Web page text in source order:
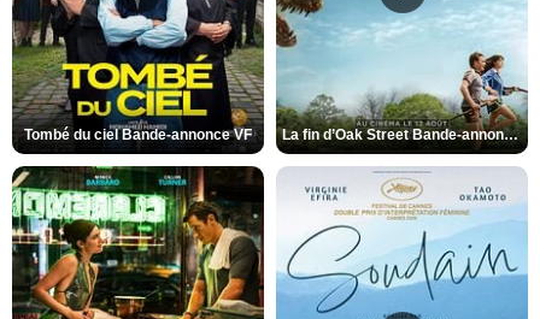
Tombé du ciel Bande-annonce VF La fin d’Oak Street Bande-annonce VO STFR